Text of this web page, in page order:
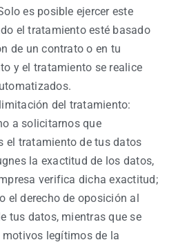
es posible ejercer este
el tratamiento esté basado
de un contrato o en tu
y el tratamiento se realice
del tratamiento:
a solicitarnos que
el tratamiento de tus datos
la exactitud de los datos,
verifica dicha exactitud;
el derecho de oposición al
tus datos, mientras que se
legítimos de la